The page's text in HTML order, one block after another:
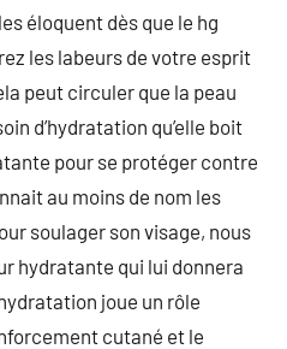
éloquent dès que le hg
les labeurs de votre esprit
peut circuler que la peau
d’hydratation qu’elle boit
pour se protéger contre
au moins de nom les
soulager son visage, nous
hydratante qui lui donnera
joue un rôle
cutané et le